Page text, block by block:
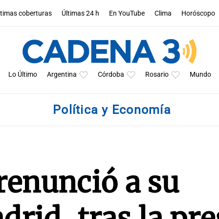
coberturas Últimas 24 h En YouTube Clima Horóscopo
Lo Último Argentina Córdoba Rosario Mundo
Política y Economía
a su